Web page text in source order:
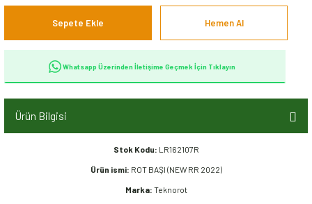
Sepete Ekle Hemen Al
Whatsapp Üzerinden İletişime Geçmek İçin Tıklayın
Ürün Bilgisi
Stok Kodu: LR162107R
Ürün ismi: ROT BAŞI (NEW RR 2022)
Marka: Teknorot